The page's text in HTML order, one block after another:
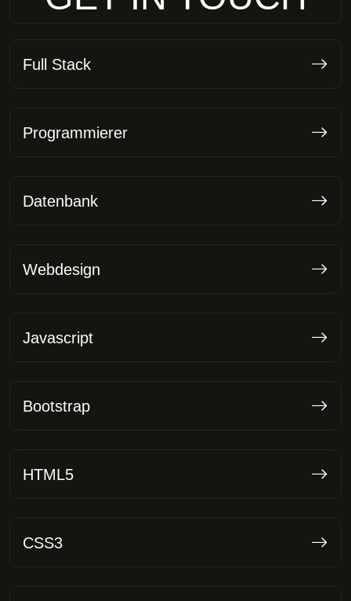
Full Stack
Programmierer
Datenbank
Webdesign
Javascript
Bootstrap
HTML5
CSS3